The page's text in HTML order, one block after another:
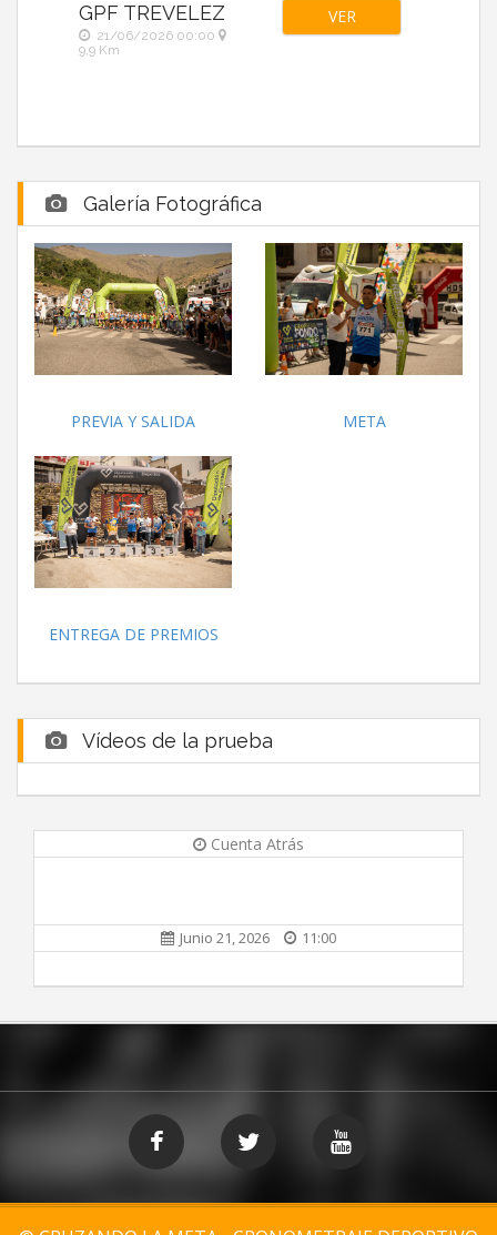
GPF TREVELEZ
21/06/2026 00:00
9,9 Km
VER
Galería Fotográfica
PREVIA Y SALIDA META
ENTREGA DE PREMIOS
Vídeos de la prueba
Cuenta Atrás
Junio 21, 2026 11:00